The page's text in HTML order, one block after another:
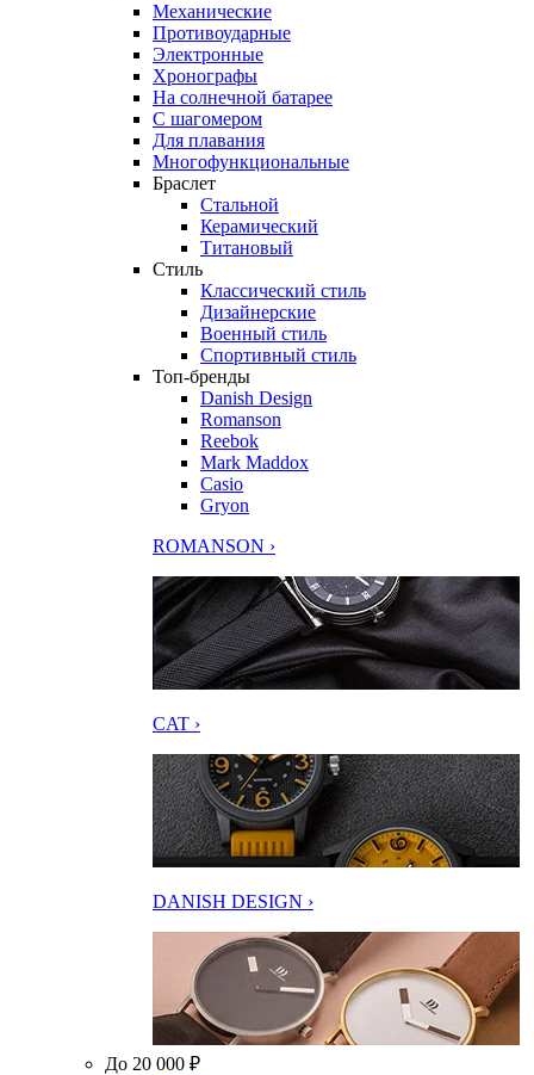
Механические
Противоударные
Электронные
Хронографы
На солнечной батарее
С шагомером
Для плавания
Многофункциональные
Браслет
Стальной
Керамический
Титановый
Стиль
Классический стиль
Дизайнерские
Военный стиль
Спортивный стиль
Топ-бренды
Danish Design
Romanson
Reebok
Mark Maddox
Casio
Gryon
ROMANSON ›
CAT ›
DANISH DESIGN ›
До 20 000 ₽